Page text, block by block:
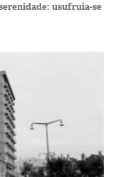
usufruía-se